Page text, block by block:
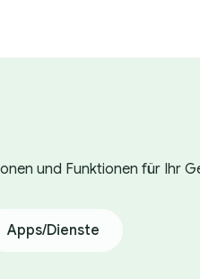
und Funktionen für Ihr
Apps/Dienste